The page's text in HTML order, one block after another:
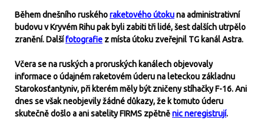
Během dnešního ruskéhoraketového útokuna administrativní
budovu v Kryvém Rihu pak byli zabiti tři lidé, šest dalších utrpělo
zranění. Dalšífotografie z místa útoku zveřejnil TG kanál Astra.
Včera se na ruských a proruských kanálech objevovaly
informace o údajném raketovém úderu na leteckou základnu
Starokosťantyniv, při kterém měly být zničeny stíhačky F-16. Ani
dnes se však neobjevily žádné důkazy, že k tomuto úderu
skutečně došlo a ani satelity FIRMS zpětněnic neregistrují.